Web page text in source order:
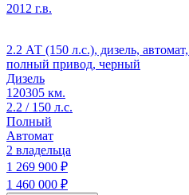
2012 г.в.
2.2 АТ (150 л.с.), дизель,
полный привод, черный
Дизель
120305 км.
2.2 / 150 л.с.
Полный
Автомат
2 владельца
1 269 900 ₽
1 460 000 ₽